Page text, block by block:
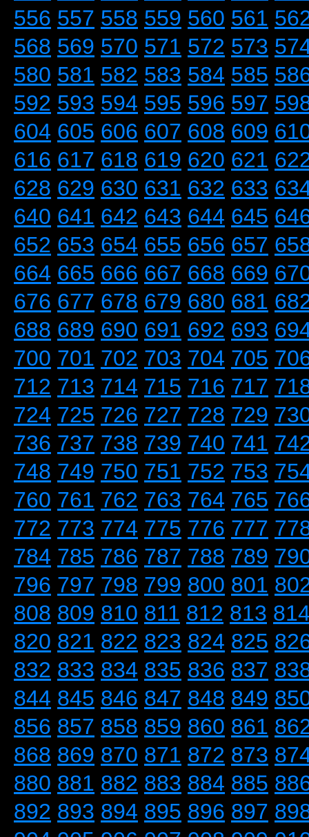
556 557 558 559 560 561
568 569 570 571 572 573
580 581 582 583 584 585
592 593 594 595 596 597
604 605 606 607 608 609
616 617 618 619 620 621
628 629 630 631 632 633
640 641 642 643 644 645
652 653 654 655 656 657
664 665 666 667 668 669
676 677 678 679 680 681
688 689 690 691 692 693
700 701 702 703 704 705
712 713 714 715 716 717
724 725 726 727 728 729
736 737 738 739 740 741
748 749 750 751 752 753
760 761 762 763 764 765
772 773 774 775 776 777
784 785 786 787 788 789
796 797 798 799 800 801
808 809 810 811 812 813
820 821 822 823 824 825
832 833 834 835 836 837
844 845 846 847 848 849
856 857 858 859 860 861
868 869 870 871 872 873
880 881 882 883 884 885
892 893 894 895 896 897